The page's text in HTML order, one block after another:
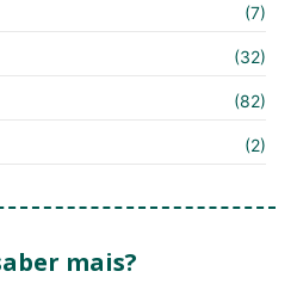
(7)
(32)
(82)
(2)
mais?